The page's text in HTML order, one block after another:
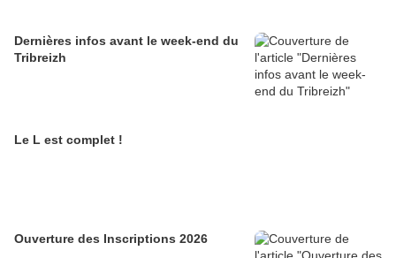
Dernières infos avant le week-end du
Tribreizh
Le L est complet !
Ouverture des Inscriptions 2026